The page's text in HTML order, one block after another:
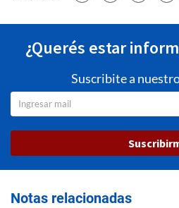
¿Querés estar
Suscribite a
Notas relacionadas